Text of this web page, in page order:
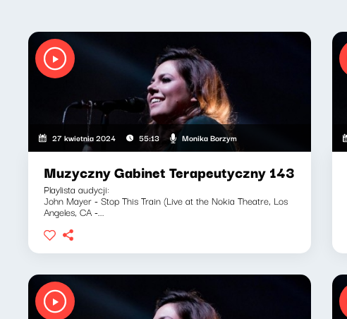
27 kwietnia 2024 55:13 Monika Borzym
Muzyczny Gabinet Terapeutyczny 143
Playlista audycji:
John Mayer - Stop This Train (Live at the Nokia Theatre, Los
Angeles, CA -...